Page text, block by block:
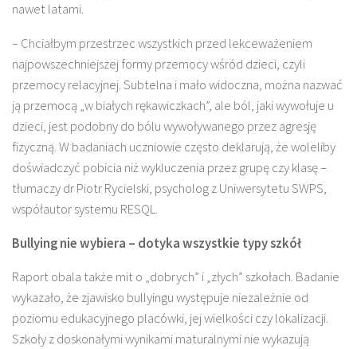
nawet latami.
– Chciałbym przestrzec wszystkich przed lekceważeniem
najpowszechniejszej formy przemocy wśród dzieci, czyli
przemocy relacyjnej. Subtelna i mało widoczna, można nazwać
ją przemocą „w białych rękawiczkach”, ale ból, jaki wywołuje u
dzieci, jest podobny do bólu wywoływanego przez agresję
fizyczną. W badaniach uczniowie często deklarują, że woleliby
doświadczyć pobicia niż wykluczenia przez grupę czy klasę –
tłumaczy dr Piotr Rycielski, psycholog z Uniwersytetu SWPS,
współautor systemu RESQL.
Bullying nie wybiera – dotyka wszystkie typy szkół
Raport obala także mit o „dobrych” i „złych” szkołach. Badanie
wykazało, że zjawisko bullyingu występuje niezależnie od
poziomu edukacyjnego placówki, jej wielkości czy lokalizacji.
Szkoły z doskonałymi wynikami maturalnymi nie wykazują